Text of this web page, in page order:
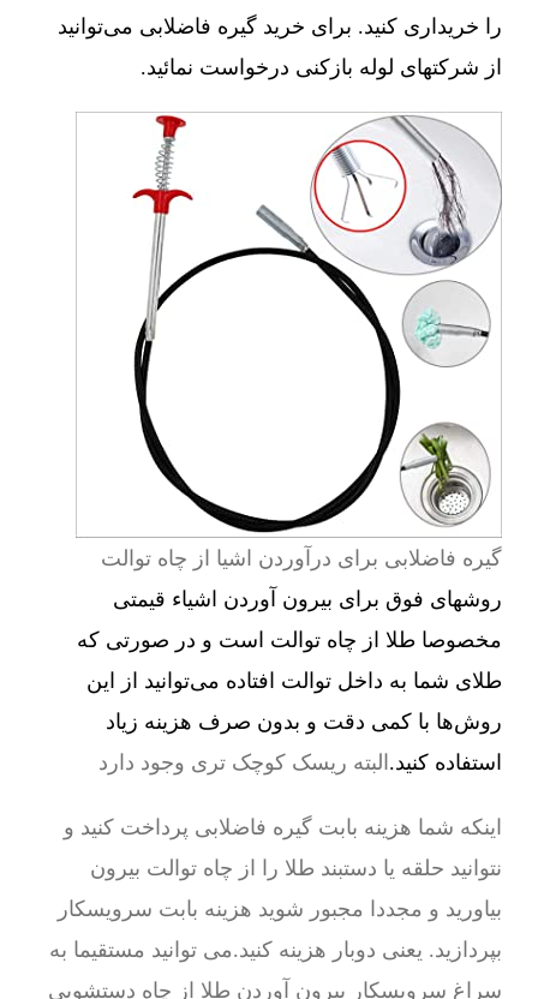
را خریداری کنید. برای خرید گیره فاضلابی می‌توانید
از شرکتهای لوله بازکنی درخواست نمائید.
گیره فاضلابی برای درآوردن اشیا از چاه توالت
روشهای فوق برای بیرون آوردن اشیاء قیمتی
مخصوصا طلا از چاه توالت است و در صورتی که
طلای شما به داخل توالت افتاده می‌توانید از این
روش‌ها با کمی دقت و بدون صرف هزینه زیاد
استفاده کنید.البته ریسک کوچک تری وجود دارد
اینکه شما هزینه بابت گیره فاضلابی پرداخت کنید و
نتوانید حلقه یا دستبند طلا را از چاه توالت بیرون
بیاورید و مجددا مجبور شوید هزینه بابت سرویسکار
بپردازید. یعنی دوبار هزینه کنید.می توانید مستقیما به
سراغ سرویسکار بیرون آوردن طلا از چاه دستشویی